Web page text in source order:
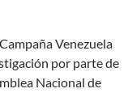
Venezuela
por parte de
Nacional de